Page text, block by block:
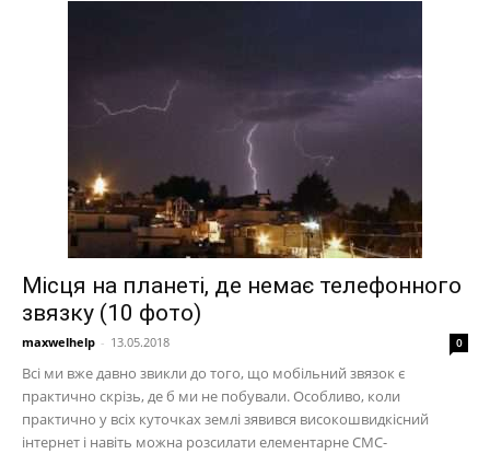
Місця на планеті, де немає телефонного
звязку (10 фото)
maxwelhelp - 13.05.2018 0
Всі ми вже давно звикли до того, що мобільний звязок є
практично скрізь, де б ми не побували. Особливо, коли
практично у всіх куточках землі зявився високошвидкісний
інтернет і навіть можна розсилати елементарне СМС-